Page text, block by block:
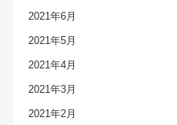
2021年6月
2021年5月
2021年4月
2021年3月
2021年2月